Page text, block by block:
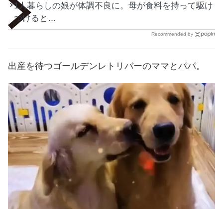
1人暮らしの娘が体調不良に。母が食料を持って駆け
つけると…
Recommended by
出産を待つゴールデンレトリバーのママとパパ。